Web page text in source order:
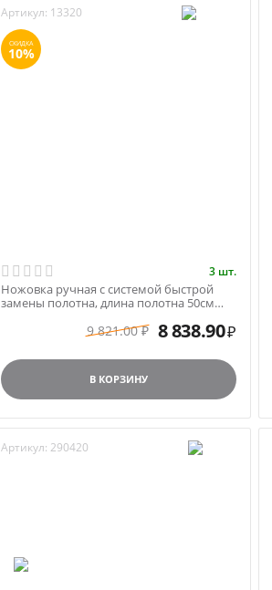
Артикул: 13320
СКИДКА
10%
3 шт.
Ножовка ручная с системой быстрой
замены полотна, длина полотна 50см
9 821.00 ₽ 8 838.90₽
В КОРЗИНУ
Артикул: 290420